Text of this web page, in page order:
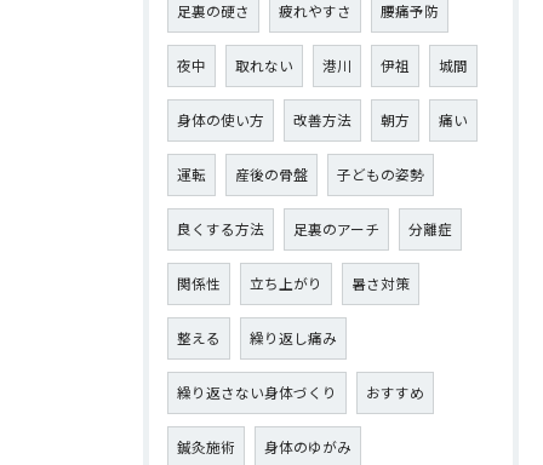
足裏の硬さ 疲れやすさ 腰痛予防
夜中 取れない 港川 伊祖 城間
身体の使い方 改善方法 朝方 痛い
運転 産後の骨盤 子どもの姿勢
良くする方法 足裏のアーチ 分離症
関係性 立ち上がり 暑さ対策
整える 繰り返し痛み
繰り返さない身体づくり おすすめ
鍼灸施術 身体のゆがみ